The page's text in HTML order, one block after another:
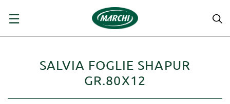
navigazione
☰
SALVIA FOGLIE SHAPUR
GR.80X12